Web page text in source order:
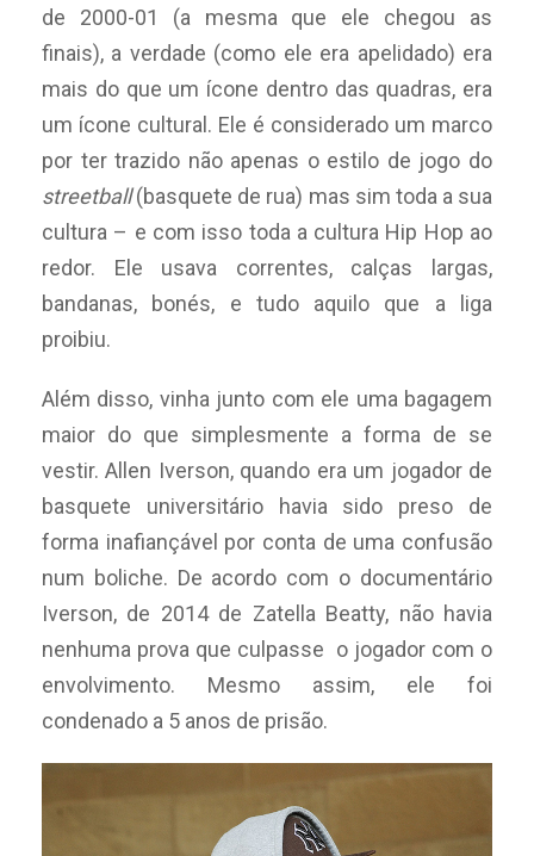
de 2000-01 (a mesma que ele chegou as
finais), a verdade (como ele era apelidado) era
mais do que um ícone dentro das quadras, era
um ícone cultural. Ele é considerado um marco
por ter trazido não apenas o estilo de jogo do
streetball(basquete de rua) mas sim toda a sua
cultura – e com isso toda a cultura Hip Hop ao
redor. Ele usava correntes, calças largas,
bandanas, bonés, e tudo aquilo que a liga
proibiu.
Além disso, vinha junto com ele uma bagagem
maior do que simplesmente a forma de se
vestir. Allen Iverson, quando era um jogador de
basquete universitário havia sido preso de
forma inafiançável por conta de uma confusão
num boliche. De acordo com o documentário
Iverson, de 2014 de Zatella Beatty, não havia
nenhuma prova que culpasse o jogador com o
envolvimento. Mesmo assim, ele foi
condenado a 5 anos de prisão.